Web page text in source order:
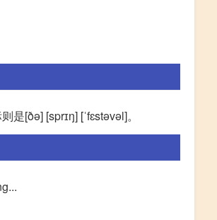
[ðə] [sprɪŋ] [ˈfɛstəvəl]。